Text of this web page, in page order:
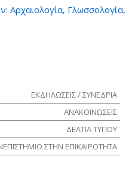
Αρχαιολογία, Γλωσσολογία,
ΕΚΔΗΛΩΣΕΙΣ / ΣΥΝΕΔΡΙΑ
ΑΝΑΚΟΙΝΩΣΕΙΣ
ΔΕΛΤΙΑ ΤΥΠΟΥ
ΣΤΗΝ ΕΠΙΚΑΙΡΟΤΗΤΑ